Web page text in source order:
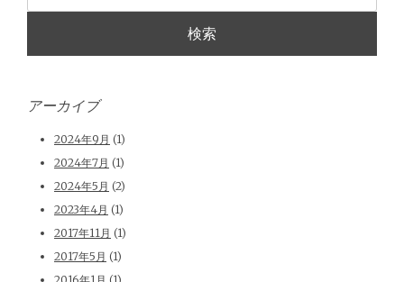
アーカイブ
2024年9月 (1)
2024年7月 (1)
2024年5月 (2)
2023年4月 (1)
2017年11月 (1)
2017年5月 (1)